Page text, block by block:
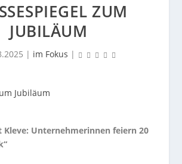
ZUM
JUBILÄUM
| im Fokus |
Kleve: Unternehmerinnen feiern 20